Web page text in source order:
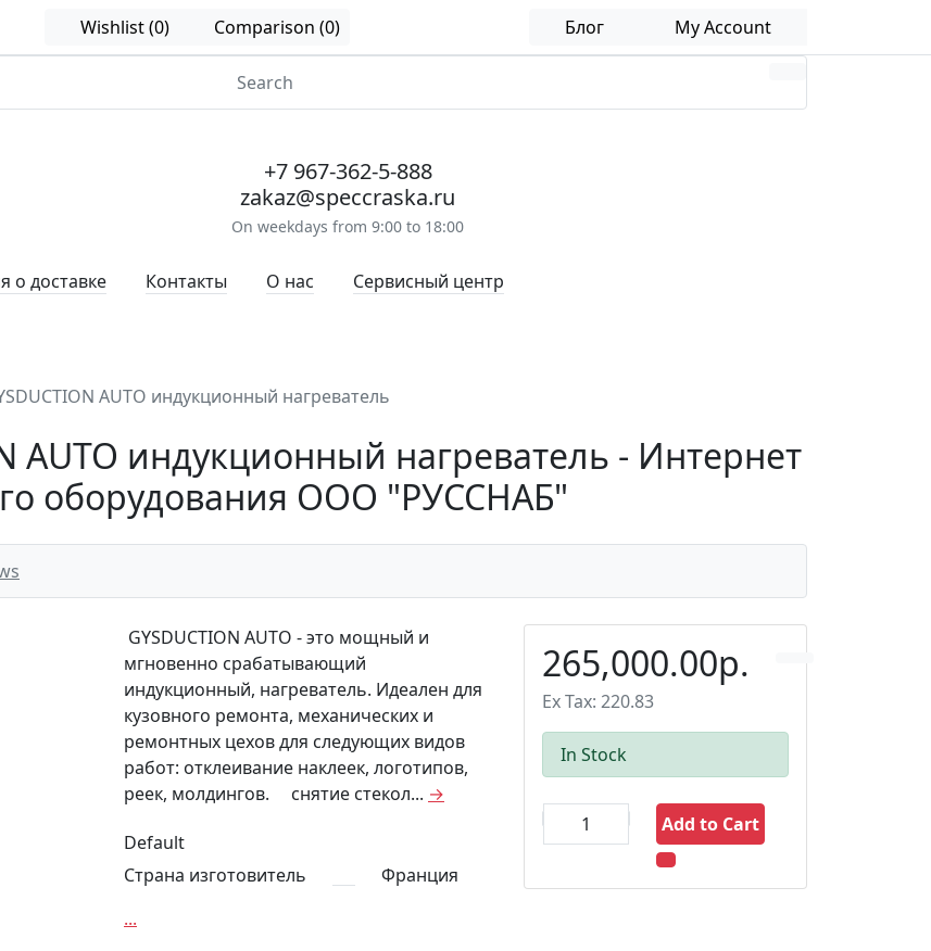
Wishlist (0) Comparison (0) Блог My Account
+7 967-362-5-888
zakaz@speccraska.ru
On weekdays from 9:00 to 18:00
о доставке Контакты О нас Сервисный центр
AUTO индукционный нагреватель
AUTO индукционный нагреватель - Интернет
оборудования ООО "РУССНАБ"
265,000.00р.
Ex Tax: 220.83
In Stock
Add to Cart
GYSDUCTION AUTO - это мощный и
мгновенно срабатывающий
индукционный, нагреватель. Идеален для
кузовного ремонта, механических и
ремонтных цехов для следующих видов
работ: отклеивание наклеек, логотипов,
реек, молдингов. снятие стекол... →
Default
Страна изготовитель
Франция
...